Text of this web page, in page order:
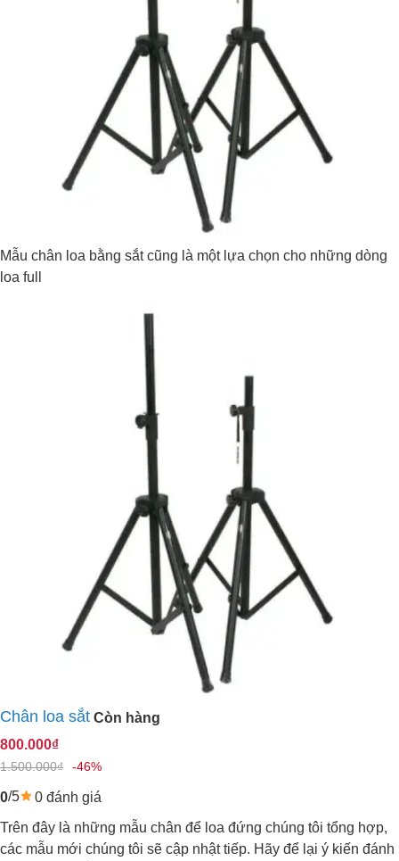
Mẫu chân loa bằng sắt cũng là một lựa chọn cho những dòng
loa full
Chân loa sắt Còn hàng
800.000₫
1.500.000₫ -46%
0/5 0 đánh giá
Trên đây là những mẫu chân để loa đứng chúng tôi tổng hợp,
các mẫu mới chúng tôi sẽ cập nhật tiếp. Hãy để lại ý kiến đánh